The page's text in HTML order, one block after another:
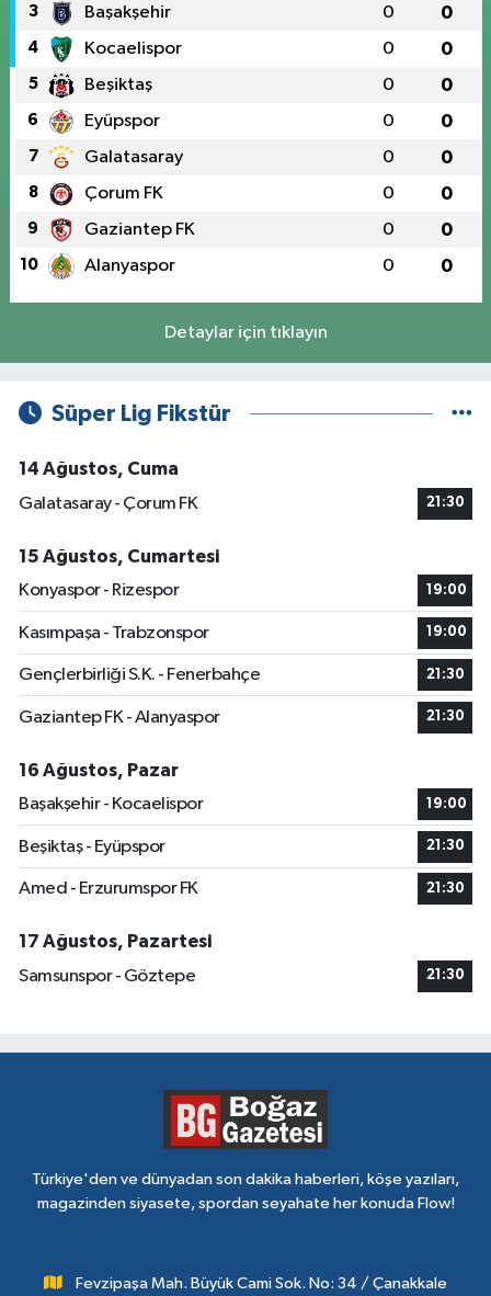
3 Başakşehir 0 0
4 Kocaelispor 0 0
5 Beşiktaş 0 0
6 Eyüpspor 0 0
7 Galatasaray 0 0
8 Çorum FK 0 0
9 Gaziantep FK 0 0
10 Alanyaspor 0 0
Detaylar için tıklayın
Süper Lig Fikstür
14 Ağustos, Cuma
Galatasaray - Çorum FK
21:30
15 Ağustos, Cumartesi
Konyaspor - Rizespor
19:00
Kasımpaşa - Trabzonspor 19:00
Gençlerbirliği S.K. - Fenerbahçe 21:30
Gaziantep FK - Alanyaspor 21:30
16 Ağustos, Pazar
Başakşehir - Kocaelispor
19:00
Beşiktaş - Eyüpspor 21:30
Amed - Erzurumspor FK 21:30
17 Ağustos, Pazartesi
Samsunspor - Göztepe
21:30
Türkiye'den ve dünyadan son dakika haberleri, köşe yazıları,
magazinden siyasete, spordan seyahate her konuda Flow!
Fevzipaşa Mah. Büyük Cami Sok. No: 34 / Çanakkale